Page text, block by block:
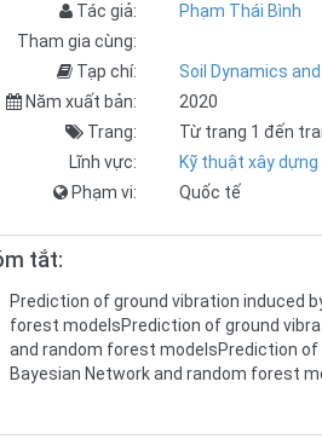
Tác giả:
Phạm Thái Bình
Tham gia cùng:
Tạp chí:
Soil Dynamics
Năm xuất bản:
2020
Trang:
Từ trang 1 đến
Lĩnh vực:
Kỹ thuật xây
Phạm vi:
Quốc tế
tắt:
Prediction of ground vibration induced
forest modelsPrediction of ground
and random forest modelsPrediction
Bayesian Network and random forest